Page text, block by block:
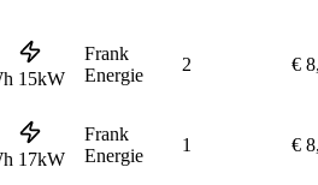
15kW
Frank
Energie
2 €
17kW
Frank
Energie
1 €